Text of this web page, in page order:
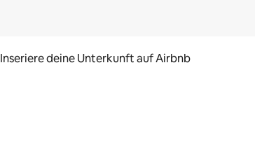
Inseriere deine Unterkunft auf Airbnb